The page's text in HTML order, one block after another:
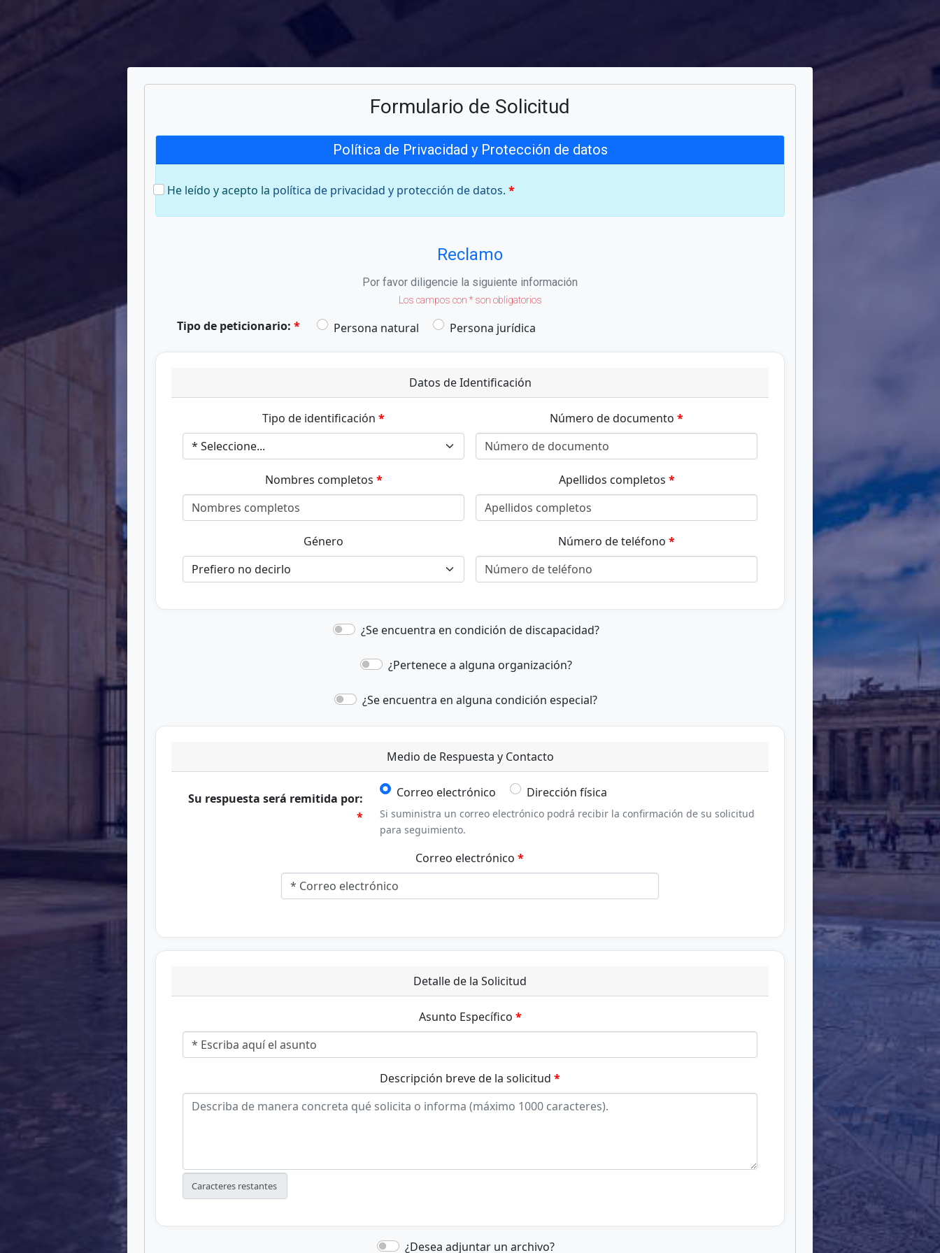
Formulario de Solicitud
Política de Privacidad y Protección de datos
He leído y acepto la política de privacidad y protección de datos.
Reclamo
Por favor diligencie la siguiente información
Los campos con * son obligatorios
Tipo de peticionario: Persona natural Persona jurídica
Datos de Identificación
Tipo de identificación Número de documento
Nombres completos Apellidos completos
Género Número de teléfono
¿Se encuentra en condición de discapacidad?
¿Pertenece a alguna organización?
¿Se encuentra en alguna condición especial?
Medio de Respuesta y Contacto
Su respuesta será remitida por: Correo electrónico Dirección física
Si suministra un correo electrónico podrá recibir la confirmación de su solicitud
para seguimiento.
Correo electrónico
Detalle de la Solicitud
Asunto Específico
Descripción breve de la solicitud
¿Desea adjuntar un archivo?